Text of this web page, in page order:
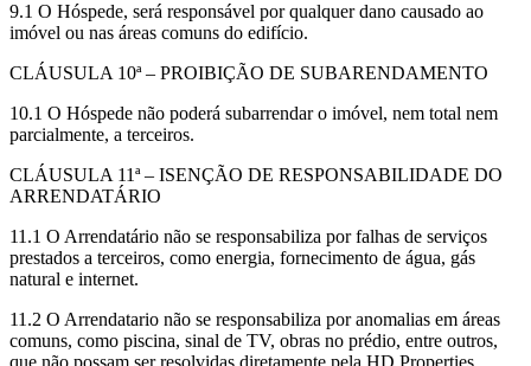
9.1 O Hóspede, será responsável por qualquer dano causado ao
imóvel ou nas áreas comuns do edifício.
CLÁUSULA 10ª – PROIBIÇÃO DE SUBARENDAMENTO
10.1 O Hóspede não poderá subarrendar o imóvel, nem total nem
parcialmente, a terceiros.
CLÁUSULA 11ª – ISENÇÃO DE RESPONSABILIDADE DO
ARRENDATÁRIO
11.1 O Arrendatário não se responsabiliza por falhas de serviços
prestados a terceiros, como energia, fornecimento de água, gás
natural e internet.
11.2 O Arrendatario não se responsabiliza por anomalias em áreas
comuns, como piscina, sinal de TV, obras no prédio, entre outros,
que não possam ser resolvidas diretamente pela HD Properties.